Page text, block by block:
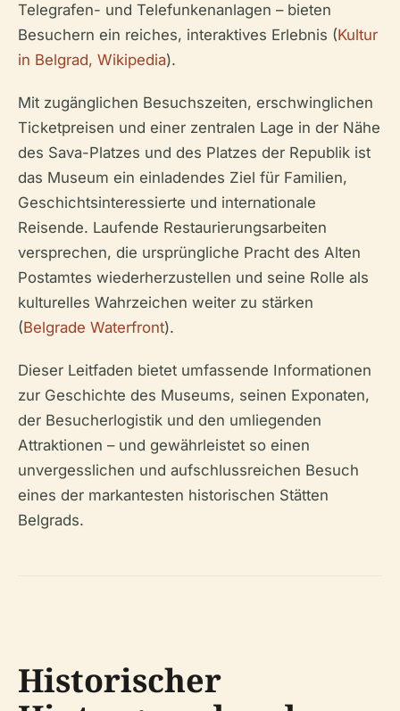
Telegrafen- und Telefunkenanlagen – bieten
Besuchern ein reiches, interaktives Erlebnis (Kultur
in Belgrad, Wikipedia).
Mit zugänglichen Besuchszeiten, erschwinglichen
Ticketpreisen und einer zentralen Lage in der Nähe
des Sava-Platzes und des Platzes der Republik ist
das Museum ein einladendes Ziel für Familien,
Geschichtsinteressierte und internationale
Reisende. Laufende Restaurierungsarbeiten
versprechen, die ursprüngliche Pracht des Alten
Postamtes wiederherzustellen und seine Rolle als
kulturelles Wahrzeichen weiter zu stärken
(Belgrade Waterfront).
Dieser Leitfaden bietet umfassende Informationen
zur Geschichte des Museums, seinen Exponaten,
der Besucherlogistik und den umliegenden
Attraktionen – und gewährleistet so einen
unvergesslichen und aufschlussreichen Besuch
eines der markantesten historischen Stätten
Belgrads.
Historischer